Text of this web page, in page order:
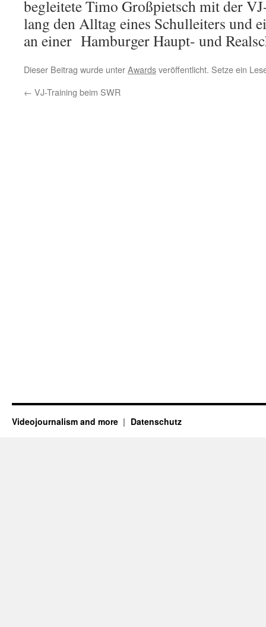
begleitete Timo Großpietsch mit der
lang den Alltag eines Schulleiters und
an einer Hamburger Haupt- und
Dieser Beitrag wurde unterAwardsveröffentlicht. Setze ein
← VJ-Training beim SWR
Videojournalism and more Datenschutz